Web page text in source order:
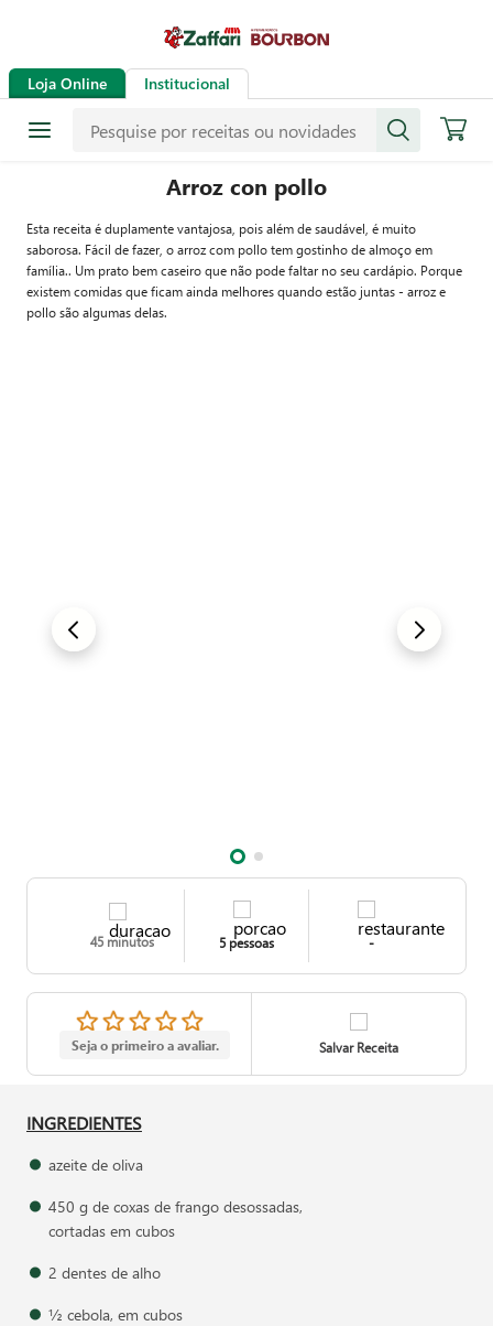
Loja Online Institucional
Arroz con pollo
Esta receita é duplamente vantajosa, pois além de saudável, é muito
saborosa. Fácil de fazer, o arroz com pollo tem gostinho de almoço em
família.. Um prato bem caseiro que não pode faltar no seu cardápio. Porque
existem comidas que ficam ainda melhores quando estão juntas - arroz e
pollo são algumas delas.
45 minutos 5 pessoas -
Seja o primeiro a avaliar. Salvar Receita
INGREDIENTES
azeite de oliva
450 g de coxas de frango desossadas,
cortadas em cubos
2 dentes de alho
½ cebola, em cubos